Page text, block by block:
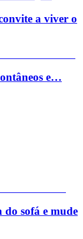
a viver o
e…
sofá e mude